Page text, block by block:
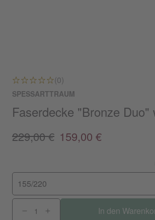
(0)
SPESSARTTRAUM
Faserdecke "Bronze Duo"
229,00 € 159,00 €
155/220
In den